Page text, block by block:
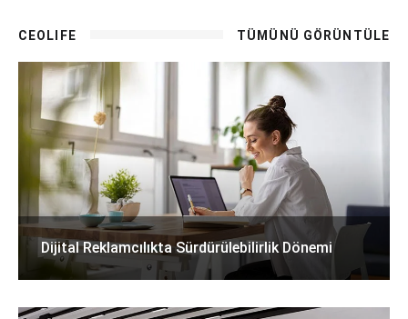
CEOLIFE TÜMÜNÜ GÖRÜNTÜLE
Dijital Reklamcılıkta Sürdürülebilirlik Dönemi